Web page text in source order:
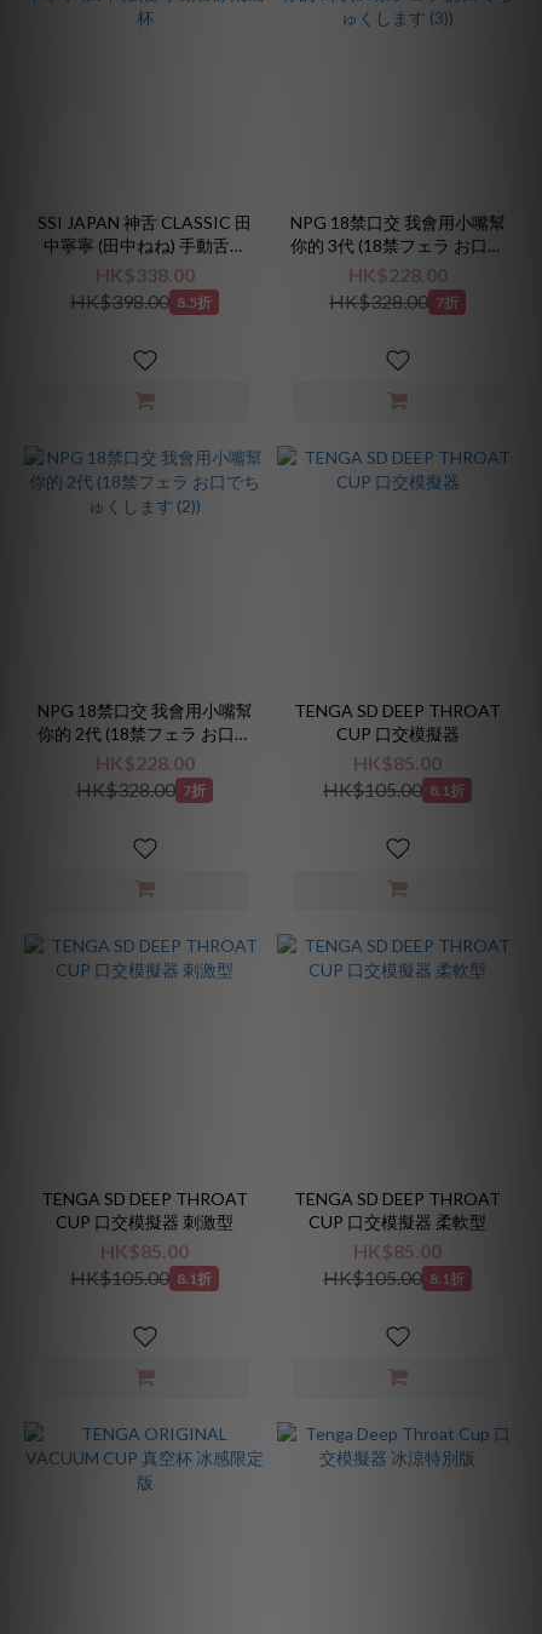
SSI JAPAN 神舌 CLASSIC 田
中寧寧 (田中ねね) 手動舌舔
飛機杯
HK$338.00
HK$398.00 8.5折
NPG 18禁口交 我會用小嘴幫
你的 3代 (18禁フェラ お口で
ちゅくします (3))
HK$228.00
HK$328.00 7折
NPG 18禁口交 我會用小嘴幫
你的 2代 (18禁フェラ お口で
ちゅくします (2))
HK$228.00
HK$328.00 7折
TENGA SD DEEP THROAT
CUP 口交模擬器
HK$85.00
HK$105.00 8.1折
TENGA SD DEEP THROAT
CUP 口交模擬器 刺激型
HK$85.00
HK$105.00 8.1折
TENGA SD DEEP THROAT
CUP 口交模擬器 柔軟型
HK$85.00
HK$105.00 8.1折